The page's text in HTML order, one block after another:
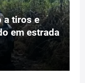
a tiros e
em estrada